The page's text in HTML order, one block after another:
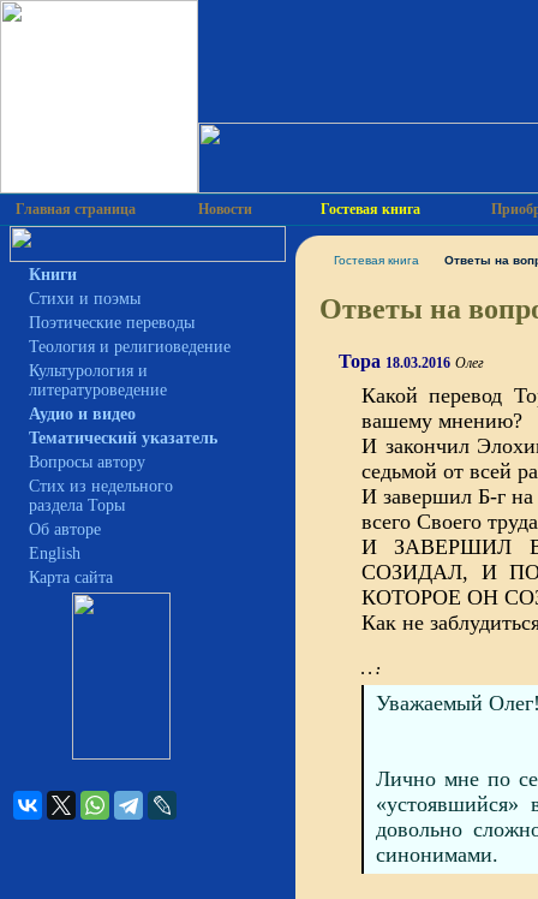
Главная страница Новости Гостевая книга
Книги
Cтихи и поэмы
Поэтические переводы
Теология и религиоведение
Культурология и
литературоведение
Аудио и видео
Тематический указатель
Вопросы автору
Стих из недельного
раздела Торы
Об авторе
English
Карта сайта
Гостевая книга Ответы на
Ответы на
Тора 18.03.2016 Олег
Какой перевод
вашему мнению?
И закончил
седьмой от всей
И завершил Б-г
всего Своего
И ЗАВЕРШИЛ
СОЗИДАЛ, И
КОТОРОЕ ОН
Как не
. . :
Уважаемый
Лично мне по
«устоявшийся»
довольно
синонимами.